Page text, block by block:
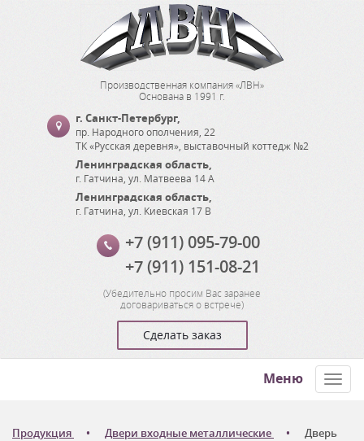
Производственная компания «ЛВН»
Основана в 1991 г.
г. Санкт-Петербург,
пр. Народного ополчения, 22
ТК «Русская деревня», выставочный коттедж №2
Ленинградская область,
г. Гатчина ул. Матвеева 14 А
Ленинградская область,
г. Гатчина ул. Киевская 17 В
+7 (911) 095-79-00
+7 (911) 151-08-21
(Убедительно просим Вас заранее
договариваться о встрече)
Сделать заказ
Меню
Продукция Двери входные металлические
Дверь